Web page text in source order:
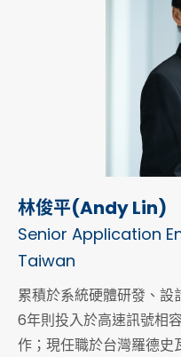
林俊平(Andy Lin)
Senior Application
Taiwan
累積於系統硬體研發、設
6年則投入於高速訊號相
作；現任職於台灣羅德